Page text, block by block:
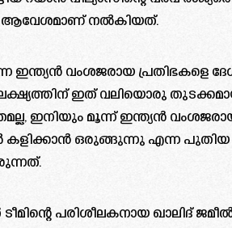
ആവേശമാണ് നൽകിയത്.
ഇന്ത്യൻ വംശജരായ പ്രതിഭകളെ
ഇത് വലിയൊരു
ഇനിയും മൂന്ന് ഇന്ത്യൻ
കളിക്കാൻ ഒരുങ്ങുന്നു എന്ന പുതിയ
പരിശീലകനായ ഖാലിദ്